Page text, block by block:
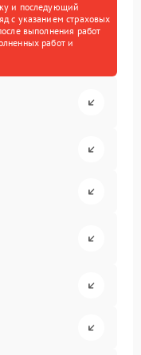
и последующий
с указанием страховых
выполнения работ
работ и